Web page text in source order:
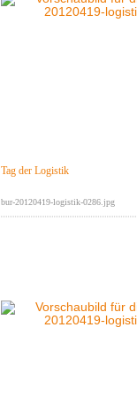
Tag der Logistik
bur-20120419-logistik-0286.jpg